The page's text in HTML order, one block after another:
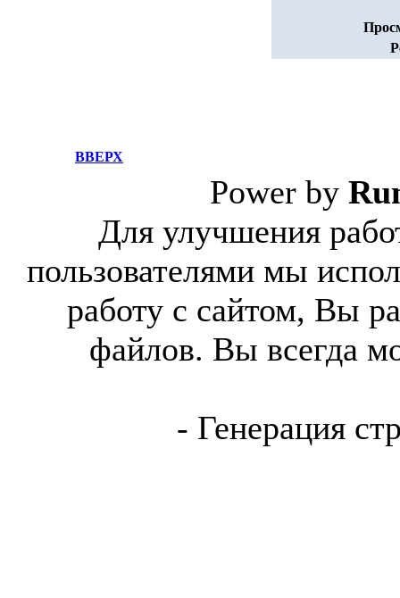
ВВЕРХ
Power by
Для улучшения
пользователями мы
работу с сайтом, Вы
файлов. Вы всегда
- Генерация